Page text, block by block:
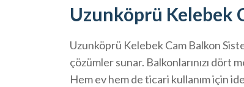
Uzunköprü Kelebek
Uzunköprü Kelebek Cam Balkon
çözümler sunar. Balkonlarınızı dört
Hem ev hem de ticari kullanım için